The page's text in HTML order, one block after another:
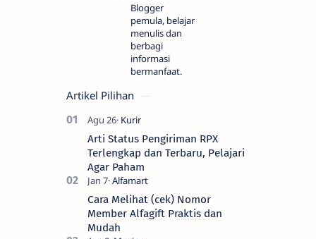
Blogger
pemula, belajar
menulis dan
berbagi
informasi
bermanfaat.
Artikel Pilihan
Arti Status Pengiriman RPX
Terlengkap dan Terbaru, Pelajari
Agar Paham
Cara Melihat (cek) Nomor
Member Alfagift Praktis dan
Mudah